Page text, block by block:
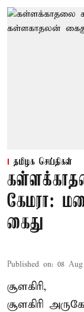
தமிழக செய்திகள்
கேமரா:
கைது
Published on: 08 Aug
சூளகிரி,
சூளகிரி